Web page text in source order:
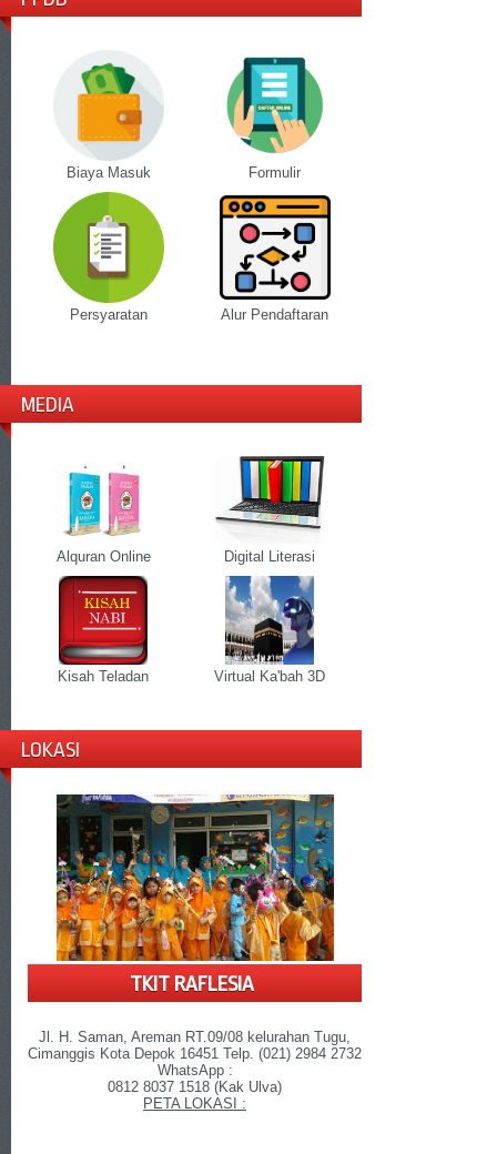
Biaya Masuk Formulir
Persyaratan Alur Pendaftaran
MEDIA
Alquran Online Digital Literasi
Kisah Teladan Virtual Ka'bah 3D
LOKASI
TKIT RAFLESIA
Jl. H. Saman, Areman RT.09/08 kelurahan Tugu,
Cimanggis Kota Depok 16451 Telp. (021) 2984 2732
WhatsApp :
0812 8037 1518 (Kak Ulva)
PETA LOKASI :